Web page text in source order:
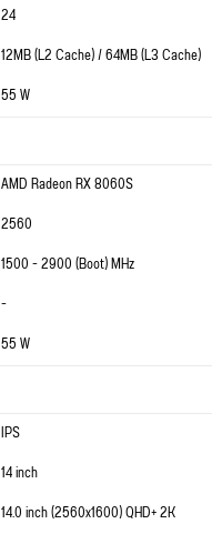
24
12MB (L2 Cache) / 64MB (L3 Cache)
55 W
AMD Radeon RX 8060S
2560
1500 - 2900 (Boot) MHz
-
55 W
IPS
14 inch
14.0 inch (2560x1600) QHD+ 2K